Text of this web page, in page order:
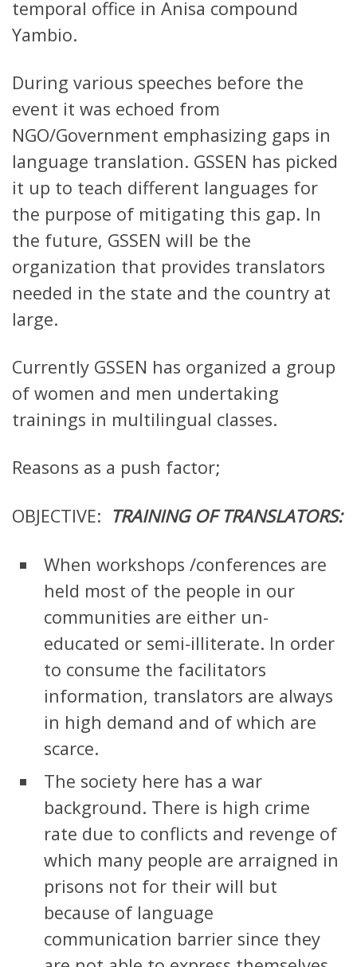
temporal office in Anisa compound
Yambio.
During various speeches before the
event it was echoed from
NGO/Government emphasizing gaps in
language translation. GSSEN has picked
it up to teach different languages for
the purpose of mitigating this gap. In
the future, GSSEN will be the
organization that provides translators
needed in the state and the country at
large.
Currently GSSEN has organized a group
of women and men undertaking
trainings in multilingual classes.
Reasons as a push factor;
OBJECTIVE: TRAINING OF TRANSLATORS:
When workshops /conferences are
held most of the people in our
communities are either un-
educated or semi-illiterate. In order
to consume the facilitators
information, translators are always
in high demand and of which are
scarce.
The society here has a war
background. There is high crime
rate due to conflicts and revenge of
which many people are arraigned in
prisons not for their will but
because of language
communication barrier since they